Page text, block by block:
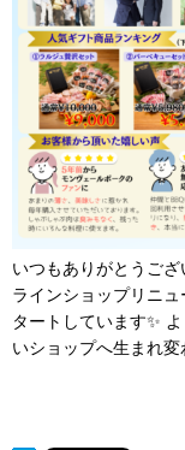
いつもありがとうご
ラインショップリニ
タートしています✨
いショップへ生まれ